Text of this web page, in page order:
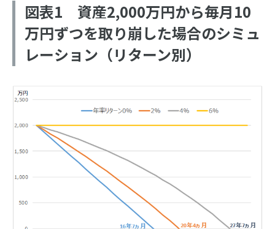
図表1 資産2,000万円から毎月10
万円ずつを取り崩した場合のシミュ
レーション（リターン別）